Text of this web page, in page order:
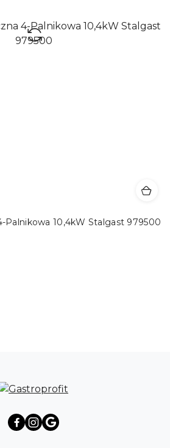
Palnikowa 10,4kW Stalgast 979500